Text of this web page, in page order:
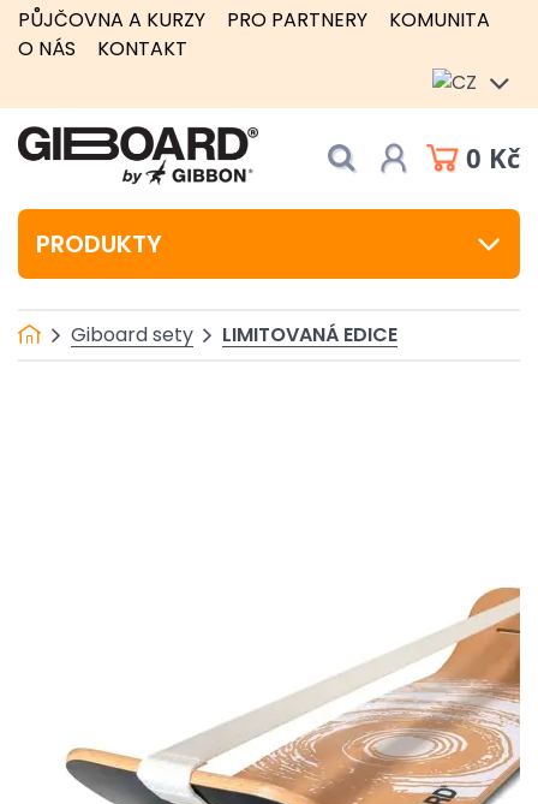
PŮJČOVNA A KURZY PRO PARTNERY
KOMUNITA
O NÁS
KONTAKT
0 Kč
PRODUKTY
Giboard sety LIMITOVANÁ EDICE